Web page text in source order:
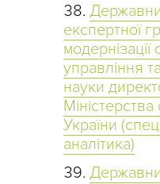
експертної
модернізації
управління
науки
Міністерства
України
аналітика)